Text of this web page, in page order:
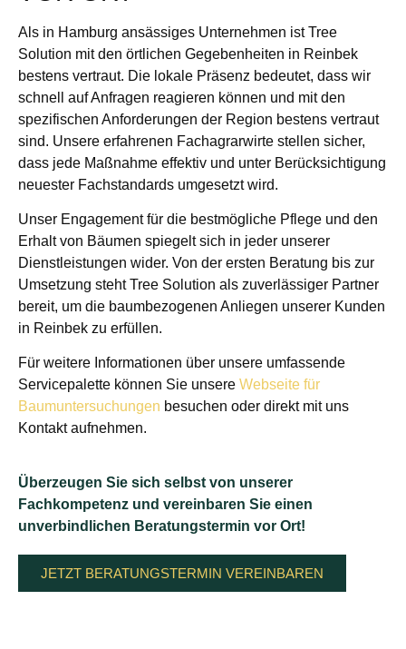
Als in Hamburg ansässiges Unternehmen ist Tree
Solution mit den örtlichen Gegebenheiten in Reinbek
bestens vertraut. Die lokale Präsenz bedeutet, dass wir
schnell auf Anfragen reagieren können und mit den
spezifischen Anforderungen der Region bestens vertraut
sind. Unsere erfahrenen Fachagrarwirte stellen sicher,
dass jede Maßnahme effektiv und unter Berücksichtigung
neuester Fachstandards umgesetzt wird.
Unser Engagement für die bestmögliche Pflege und den
Erhalt von Bäumen spiegelt sich in jeder unserer
Dienstleistungen wider. Von der ersten Beratung bis zur
Umsetzung steht Tree Solution als zuverlässiger Partner
bereit, um die baumbezogenen Anliegen unserer Kunden
in Reinbek zu erfüllen.
Für weitere Informationen über unsere umfassende
Servicepalette können Sie unsere Webseite für
Baumuntersuchungen besuchen oder direkt mit uns
Kontakt aufnehmen.
Überzeugen Sie sich selbst von unserer
Fachkompetenz und vereinbaren Sie einen
unverbindlichen Beratungstermin vor Ort!
JETZT BERATUNGSTERMIN VEREINBAREN